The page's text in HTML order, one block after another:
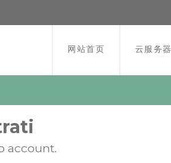
网站首页 云服务器
account.